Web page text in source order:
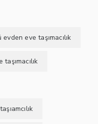
eve taşımacılık